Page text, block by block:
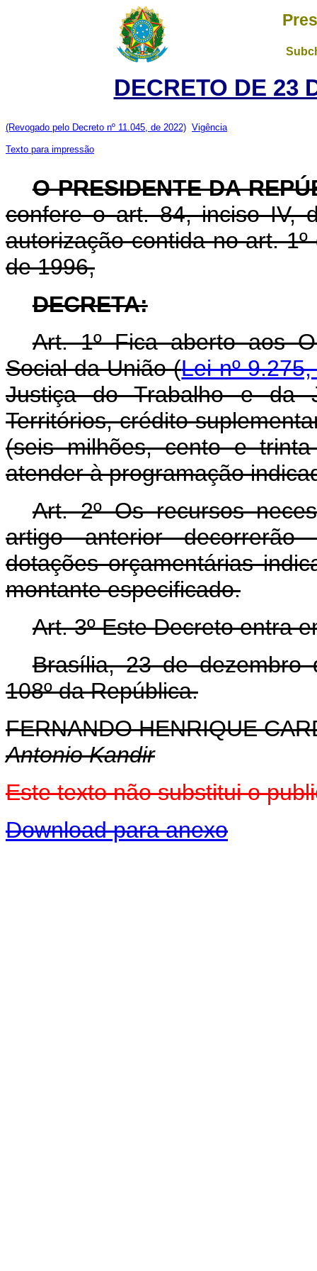
DECRETO DE 23
(Revogado pelo Decreto nº 11.045, de 2022) Vigência
Texto para impressão
O PRESIDENTE DA
confere o art. 84, inciso IV,
autorização contida no art.
de 1996,
DECRETA:
Art. 1º Fica aberto aos
Social da União (Lei nº
Justiça do Trabalho e da
Territórios, crédito
(seis milhões, cento e
atender à programação
Art. 2º Os recursos
artigo anterior decorrerão
dotações orçamentárias
montante especificado.
Art. 3º Este Decreto entra
Brasília, 23 de dezembro
108º da República.
FERNANDO HENRIQUE
Antonio Kandir
Este texto não substitui o
Download para anexo